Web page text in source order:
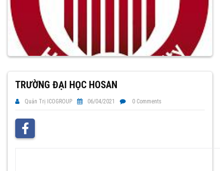
TRƯỜNG ĐẠI HỌC HOSAN
Quản Trị ICOGROUP 06/04/2021 0 Comments